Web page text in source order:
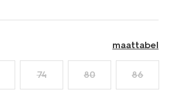
maattabel
74 80 86